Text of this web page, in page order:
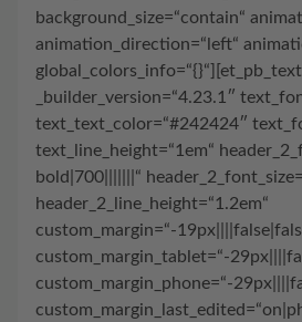
background_size=“contain“
animation_direction=“left“
global_colors_info=“{}“][et_pb_text
_builder_version=“4.23.1″
text_text_color=“#242424″
text_line_height=“1em“
bold|700|||||||“
header_2_line_height=“1.2em“
custom_margin=“-
custom_margin_tablet=“-
custom_margin_phone=“-